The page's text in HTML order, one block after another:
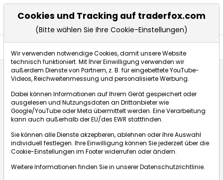
Börse:
Cookies und Tracking auf traderfox.com
(Bitte wählen Sie Ihre Cookie-Einstellungen)
Wir verwenden notwendige Cookies, damit unsere Website
technisch funktioniert. Mit Ihrer Einwilligung verwenden wir
außerdem Dienste von Partnern, z. B. für eingebettete YouTube-
Videos, Reichweitenmessung und personalisierte Werbung.
Dabei können Informationen auf Ihrem Gerät gespeichert oder
ausgelesen und Nutzungsdaten an Drittanbieter wie
Google/YouTube oder Meta übermittelt werden. Eine Verarbeitung
kann auch außerhalb der EU/des EWR stattfinden.
Sie können alle Dienste akzeptieren, ablehnen oder Ihre Auswahl
individuell festlegen. Ihre Einwilligung können Sie jederzeit über die
Cookie-Einstellungen im Footer widerrufen oder ändern.
Weitere Informationen finden Sie in unsererDatenschutzrichtlinie.